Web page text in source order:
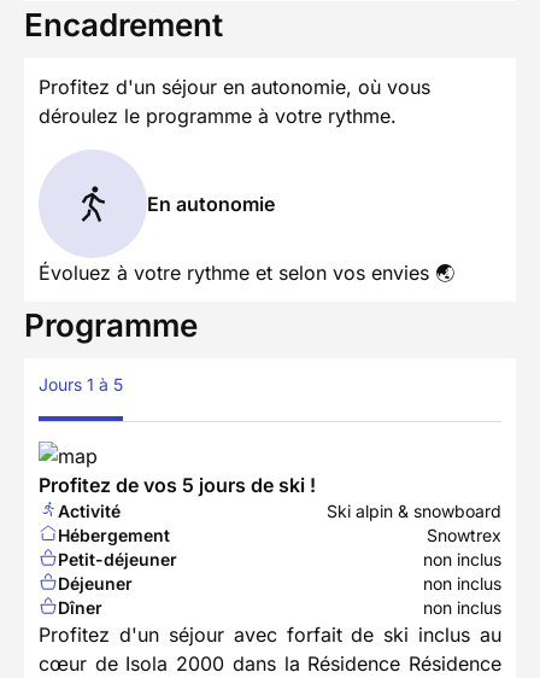
Encadrement
Profitez d'un séjour en autonomie, où vous
déroulez le programme à votre rythme.
En autonomie
Évoluez à votre rythme et selon vos envies 🌏
Programme
Jours 1 à 5
Profitez de vos 5 jours de ski !
Activité
Ski alpin & snowboard
Hébergement
Snowtrex
Petit-déjeuner
non inclus
Déjeuner
non inclus
Dîner
non inclus
Profitez d'un séjour avec forfait de ski inclus au
cœur de Isola 2000 dans la Résidence Résidence